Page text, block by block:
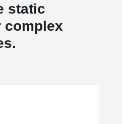
static
complex